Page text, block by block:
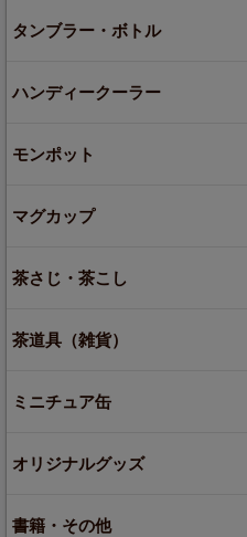
タンブラー・ボトル
ハンディークーラー
モンポット
マグカップ
茶さじ・茶こし
茶道具（雑貨）
ミニチュア缶
オリジナルグッズ
書籍・その他